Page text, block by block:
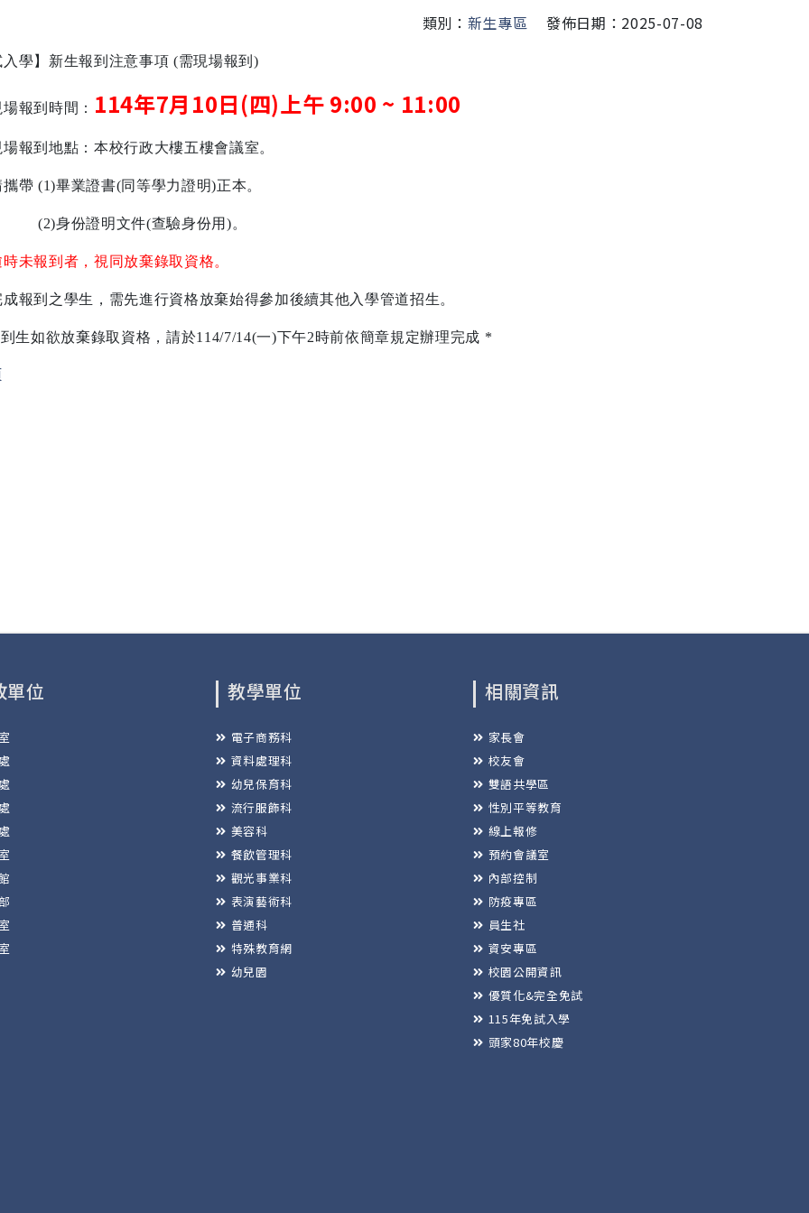
類別： 新生專區 發佈日期：2025-07-08
學】新生報到注意事項 (需現場報到)
報到時間： 114年7月 10日(四)上午 9:00 ~ 11:00
報到地點：本校行政大樓五樓會議室。
攜帶 (1)畢業證書( 同等學力證明)正本。
(2)身份證明文件(查驗身份用)。
未報到者，視同放棄錄取資格。
報到之學生，需先進行資格放棄始得參加後續其他入學管道招生。
生如欲放棄錄取資格，請於114/7/14(一) 下午2時前依簡章規定辦理完成 *
單位 教學單位
電子商務科
資料處理科
幼兒保育科
流行服飾科
美容科
餐飲管理科
觀光事業科
表演藝術科
普通科
特殊教育網
幼兒園
相關資訊
家長會
校友會
雙語共學區
性別平等教育
線上報修
預約會議室
內部控制
防疫專區
員生社
資安專區
校園公開資訊
優質化&完全免試
115年免試入學
頭家80年校慶